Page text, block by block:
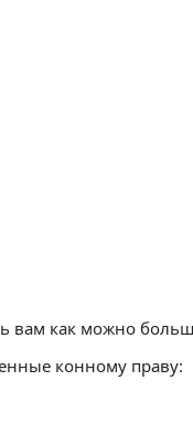
вам как можно
конному праву: